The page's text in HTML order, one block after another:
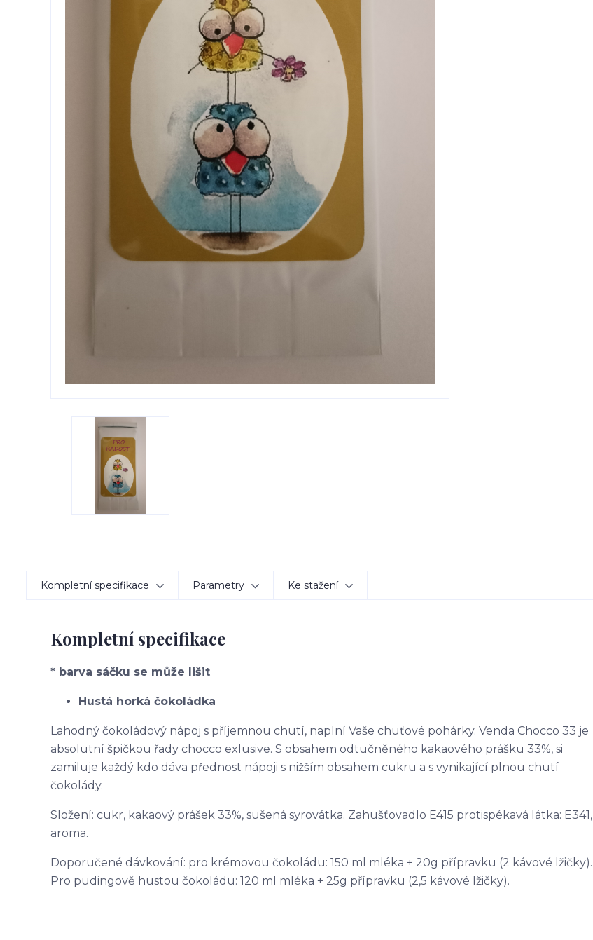
Kompletní specifikace Parametry Ke stažení
Kompletní specifikace
* barva sáčku se může lišit
Hustá horká čokoládka
Lahodný čokoládový nápoj s příjemnou chutí, naplní Vaše chuťové pohárky. Venda Chocco 33 je
absolutní špičkou řady chocco exlusive. S obsahem odtučněného kakaového prášku 33%, si
zamiluje každý kdo dáva přednost nápoji s nižším obsahem cukru a s vynikající plnou chutí
čokolády.
Složení: cukr, kakaový prášek 33%, sušená syrovátka. Zahušťovadlo E415 protispékavá látka: E341,
aroma.
Doporučené dávkování: pro krémovou čokoládu: 150 ml mléka + 20g přípravku (2 kávové lžičky).
Pro pudingově hustou čokoládu: 120 ml mléka + 25g přípravku (2,5 kávové lžičky).